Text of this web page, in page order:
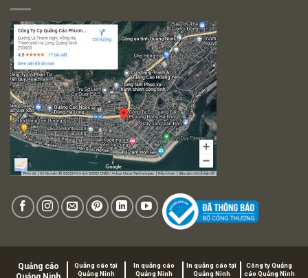
Quảng cáo
Quảng cáo tại
Quảng Ninh
In quảng cáo
Quảng Ninh
In quảng cáo tại
Quảng Ninh
Công ty Quảng
cáo Quảng Ninh